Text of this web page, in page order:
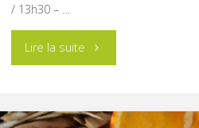
/ 13h30 – …
Lire la suite"Collecte
bâches